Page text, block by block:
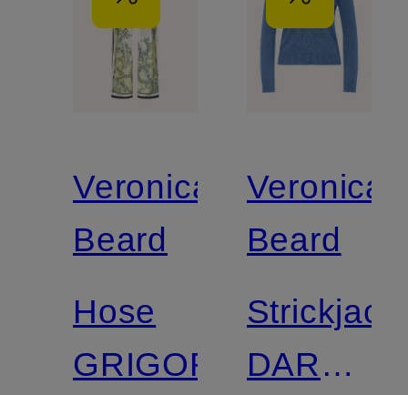
Veronica
Beard
Hose
GRIGORE
Veronica
Beard
DARO